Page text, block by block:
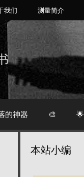
我们 测量简介
的神器 🎨 🌟
本站小编